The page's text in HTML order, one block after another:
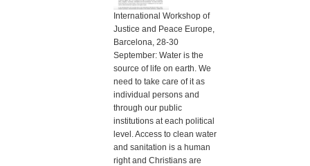
International Workshop of
Justice and Peace Europe,
Barcelona, 28-30
September: Water is the
source of life on earth. We
need to take care of it as
individual persons and
through our public
institutions at each political
level. Access to clean water
and sanitation is a human
right and Christians are